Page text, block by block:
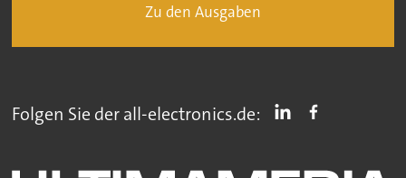
Zu den Ausgaben
Folgen Sie der all-electronics.de: